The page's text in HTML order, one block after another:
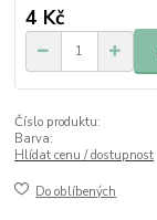
4 Kč
Číslo produktu:
Barva:
Hlídat cenu / dostupnost
Do oblíbených